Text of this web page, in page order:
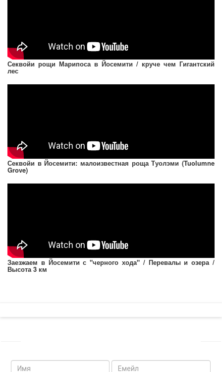
Секвойи рощи Марипоса в Йосемити / круче чем Гигантский
лес
Секвойи в Йосемити: малоизвестная роща Туолэми (Tuolumne
Grove)
Заезжаем в Йосемити с "черного хода" / Перевалы и озера /
Высота 3 км
Имя